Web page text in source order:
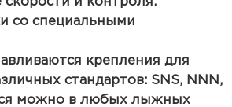
со специальными
крепления для
стандартов: SNS, NNN,
можно в любых лыжных